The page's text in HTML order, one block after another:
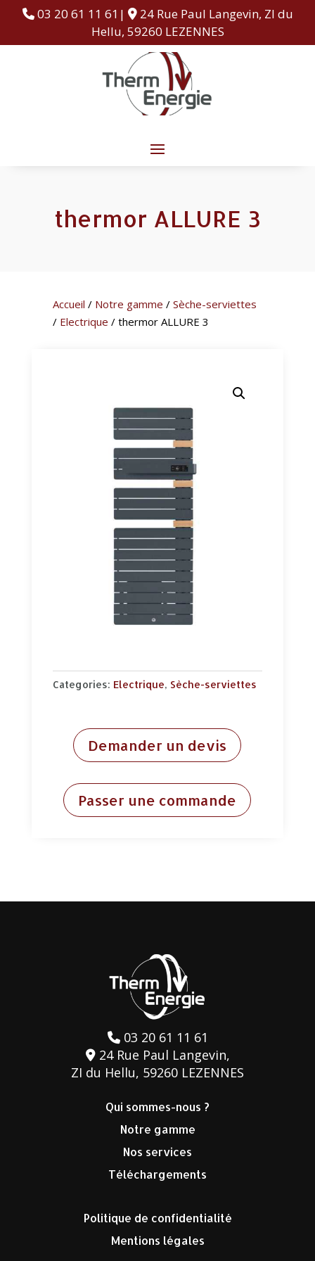
03 20 61 11 61|
24 Rue Paul Langevin, ZI du
Hellu, 59260 LEZENNES
thermor ALLURE 3
Accueil / Notre gamme / Sèche-serviettes
/ Electrique / thermor ALLURE 3
Categories: Electrique, Sèche-serviettes
Demander un devis
Passer une commande
03 20 61 11 61
24 Rue Paul Langevin,
ZI du Hellu, 59260 LEZENNES
Qui sommes-nous ?
Notre gamme
Nos services
Téléchargements
Politique de confidentialité
Mentions légales